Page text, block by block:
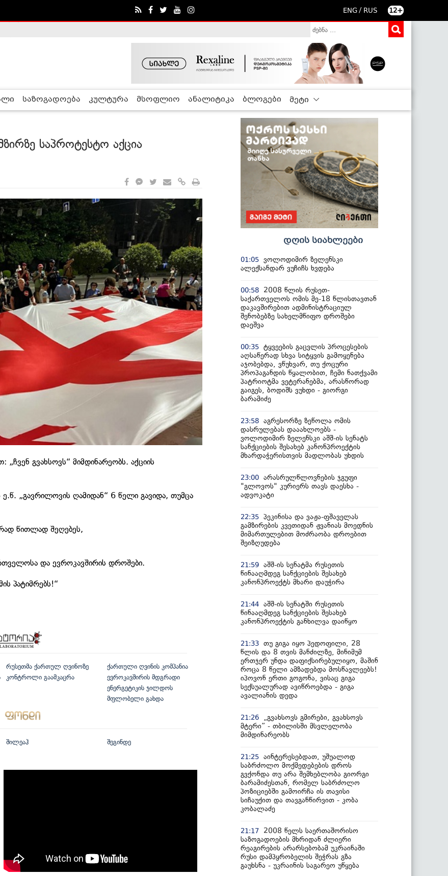
ENG / RUS 12+
საზოგადოება კულტურა მსოფლიო ანალიტიკა ბლოგები მეტი
საპროტესტო აქცია
გვახსოვს“ მიმდინარეობს. აქციის
„გავრილოვის ღამიდან“ 6 წელი გავიდა, თუმცა
წითლად შეღებეს,
და ევროკავშირის დროშები.
პატიმრებს!“
რუსეთმა ქართულ ღვინოზე
კონტროლი გაამკაცრა
ქართული ღვინის კომპანია
ევროკავშირის მდგრადი
ენერგეტიკის ჯილდოს
მფლობელი გახდა
შილეაჰ შეგინდე
დღის სიახლეები
01:05 ვოლოდიმირ ზელენსკი
ალექსანდარ ვუჩიჩს ხვდება
00:58
2008 წლის რუსეთ-
საქართველოს ომის მე-18 წლისთავთან
დაკავშირებით ადმინისტრაციულ
შენობებზე სახელმწიფო დროშები
დაეშვა
00:35 ტყვეების გაცვლის პროცესების
აღსაწერად სხვა სიტყვის გამოყენება
აჯობებდა, ვწუხვარ, თუ ქოცური
პროპაგანდის წყალობით, ჩემი ნათქვამი
პატრიოტმა ვეტერანებმა, არასწორად
გაიგეს, ბოდიშს ვუხდი - გიორგი
ბარამიძე
23:58 აგრესორზე ზეწოლა ომის
დასრულებას დააახლოებს -
ვოლოდიმირ ზელენსკი აშშ-ის სენატს
სანქციების შესახებ კანონპროექტის
მხარდაჭერისთვის მადლობას უხდის
23:00 არასრულწლოვნების ჯგუფი
"გლოვოს" კურიერს თავს დაესხა -
ადვოკატი
22:35 პეკინისა და ვაჟა-ფშაველას
გამზირების კვეთიდან ჟვანიას მოედნის
მიმართულებით მოძრაობა დროებით
შეიზღუდება
21:59 აშშ-ის სენატმა რუსეთის
წინააღმდეგ სანქციების შესახებ
კანონპროექტს მხარი დაუჭირა
21:44 აშშ-ის სენატში რუსეთის
წინააღმდეგ სანქციების შესახებ
კანონპროექტის განხილვა დაიწყო
21:33 თუ გიგა იყო პედოფილი, 28
წლის და 8 თვის მანძილზე, მინიმუმ
ერთჯერ უნდა დაფიქსირებულიყო, მაშინ
როცა 8 წელი ამზადებდა მოსწავლეებს!
იპოვონ ერთი გოგონა, ვისაც გიგა
სექსუალურად ავიწროებდა - გიგა
ავალიანის დედა
21:26
„გვახსოვს გმირები, გვახსოვს
მტერი” - თბილისში მსვლელობა
მიმდინარეობს
21:25 აინტერესებდათ, უშუალოდ
საბრძოლო მოქმედებების დროს
გვქონდა თუ არა შემხებლობა გიორგი
ბარამიძესთან, რომელ საბრძოლო
პოზიციებში გამოირჩა ის თავისი
სიჩაუქით და თავგანწირვით - კობა
კობალაძე
21:17
2008 წელს საერთაშორისო
საზოგადოების მხრიდან ძლიერი
რეაგირების არარსებობამ უკრაინაში
რუსი დამპყრობელის შეჭრას გზა
გაუხსნა - უკრაინის საგარეო უწყება